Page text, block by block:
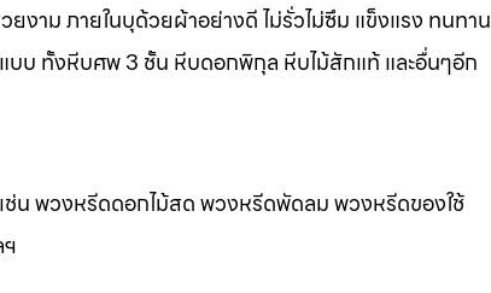
งาม ภายในบุด้วยผ้าอย่างดี ไม่รั่วไม่ซึม แข็งแรง ทนทาน
บบ ทั้งหีบศพ 3 ชั้น หีบดอกพิกุล หีบไม้สักแท้ และอื่นๆอีก
ช่น พวงหรีดดอกไม้สด พวงหรีดพัดลม พวงหรีดของใช้